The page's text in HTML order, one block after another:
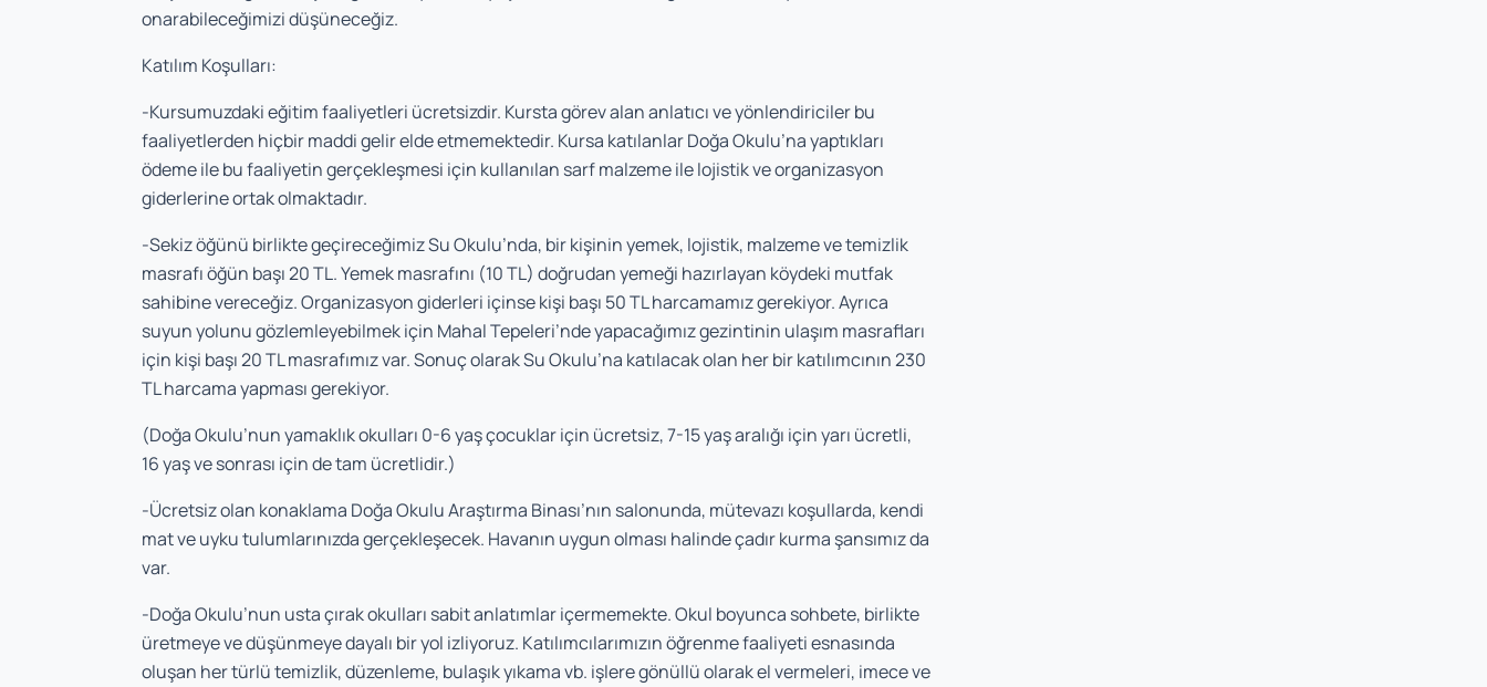
onarabileceğimizi düşüneceğiz.
Katılım Koşulları:
-Kursumuzdaki eğitim faaliyetleri ücretsizdir. Kursta görev alan anlatıcı ve yönlendiriciler bu
faaliyetlerden hiçbir maddi gelir elde etmemektedir. Kursa katılanlar Doğa Okulu’na yaptıkları
ödeme ile bu faaliyetin gerçekleşmesi için kullanılan sarf malzeme ile lojistik ve organizasyon
giderlerine ortak olmaktadır.
-Sekiz öğünü birlikte geçireceğimiz Su Okulu’nda, bir kişinin yemek, lojistik, malzeme ve temizlik
masrafı öğün başı 20 TL. Yemek masrafını (10 TL) doğrudan yemeği hazırlayan köydeki mutfak
sahibine vereceğiz. Organizasyon giderleri içinse kişi başı 50 TL harcamamız gerekiyor. Ayrıca
suyun yolunu gözlemleyebilmek için Mahal Tepeleri’nde yapacağımız gezintinin ulaşım masrafları
için kişi başı 20 TL masrafımız var. Sonuç olarak Su Okulu’na katılacak olan her bir katılımcının 230
TL harcama yapması gerekiyor.
(Doğa Okulu’nun yamaklık okulları 0-6 yaş çocuklar için ücretsiz, 7-15 yaş aralığı için yarı ücretli,
16 yaş ve sonrası için de tam ücretlidir.)
-Ücretsiz olan konaklama Doğa Okulu Araştırma Binası’nın salonunda, mütevazı koşullarda, kendi
mat ve uyku tulumlarınızda gerçekleşecek. Havanın uygun olması halinde çadır kurma şansımız da
var.
-Doğa Okulu’nun usta çırak okulları sabit anlatımlar içermemekte. Okul boyunca sohbete, birlikte
üretmeye ve düşünmeye dayalı bir yol izliyoruz. Katılımcılarımızın öğrenme faaliyeti esnasında
oluşan her türlü temizlik, düzenleme, bulaşık yıkama vb. işlere gönüllü olarak el vermeleri, imece ve